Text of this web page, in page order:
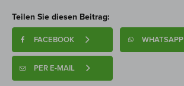
Teilen Sie diesen Beitrag:
FACEBOOK WHATSAPP
PER E-MAIL